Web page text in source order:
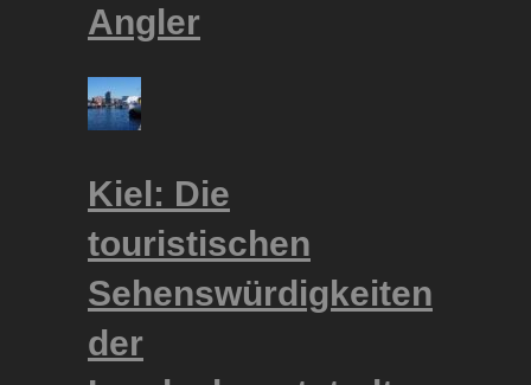
Angler
Kiel: Die
touristischen
Sehenswürdigkeiten
der